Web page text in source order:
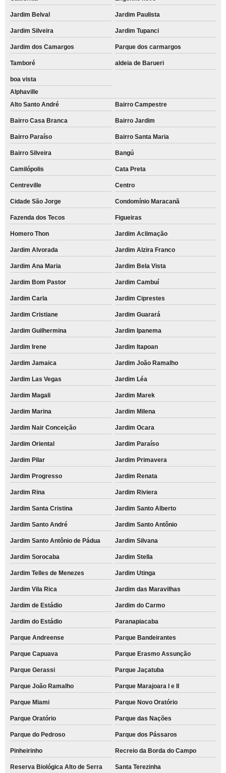
Jardim Belval Jardim Paulista
Jardim Silveira Jardim Tupanci
Jardim dos Camargos Parque dos carmargos
Tamboré aldeia de Barueri
boa vista
Alphaville
Alto Santo André
Bairro Campestre
Bairro Casa Branca Bairro Jardim
Bairro Paraíso Bairro Santa Maria
Bairro Silveira Bangú
Camilópolis Cata Preta
Centreville Centro
Cidade São Jorge Condomínio Maracanã
Fazenda dos Tecos Figueiras
Homero Thon Jardim Aclimação
Jardim Alvorada Jardim Alzira Franco
Jardim Ana Maria Jardim Bela Vista
Jardim Bom Pastor Jardim Cambuí
Jardim Carla Jardim Ciprestes
Jardim Cristiane Jardim Guarará
Jardim Guilhermina Jardim Ipanema
Jardim Irene Jardim Itapoan
Jardim Jamaica Jardim João Ramalho
Jardim Las Vegas Jardim Léa
Jardim Magali Jardim Marek
Jardim Marina Jardim Milena
Jardim Nair Conceição Jardim Ocara
Jardim Oriental Jardim Paraíso
Jardim Pilar Jardim Primavera
Jardim Progresso Jardim Renata
Jardim Rina Jardim Riviera
Jardim Santa Cristina Jardim Santo Alberto
Jardim Santo André Jardim Santo Antônio
Jardim Santo Antônio de Pádua Jardim Silvana
Jardim Sorocaba Jardim Stella
Jardim Telles de Menezes Jardim Utinga
Jardim Vila Rica Jardim das Maravilhas
Jardim de Estádio Jardim do Carmo
Jardim do Estádio Paranapiacaba
Parque Andreense Parque Bandeirantes
Parque Capuava Parque Erasmo Assunção
Parque Gerassi Parque Jaçatuba
Parque João Ramalho Parque Marajoara I e II
Parque Miami Parque Novo Oratório
Parque Oratório Parque das Nações
Parque do Pedroso Parque dos Pássaros
Pinheirinho Recreio da Borda do Campo
Reserva Biológica Alto de Serra Santa Terezinha